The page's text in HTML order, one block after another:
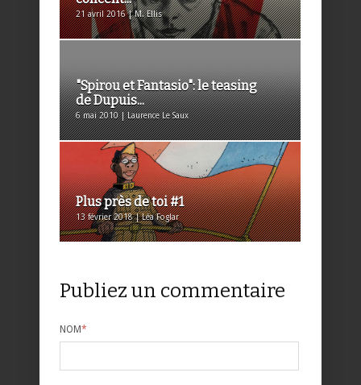
21 avril 2016 | M. Ellis
"Spirou et Fantasio": le teasing
de Dupuis...
6 mai 2010 | Laurence Le Saux
Plus près de toi #1
13 février 2018 | Léa Foglar
Publiez un commentaire
NOM*